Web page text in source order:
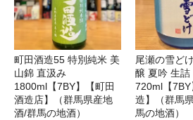
町田酒造55 特別純米 美
山錦 直汲み
1800ml【7BY】【町田
酒造店】（群馬県産地
酒/群馬の地酒）
尾瀬の雪ど
醸 夏吟 生詰
720ml【
造】（群馬
馬の地酒）